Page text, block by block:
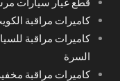
كاميرات مراقبة الكويت
كاميرات مراقبة
السرة
كاميرات مراقبة